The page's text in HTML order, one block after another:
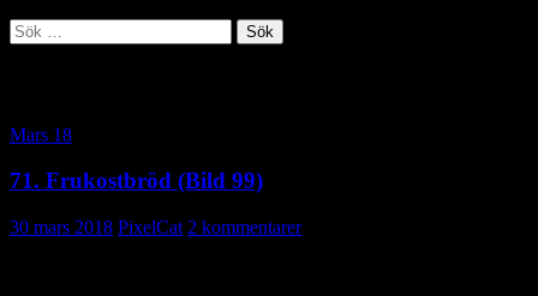
Sök
efter:
Mars 18
71. Frukostbröd (Bild 99)
30 mars 2018 PixelCat 2 kommentarer